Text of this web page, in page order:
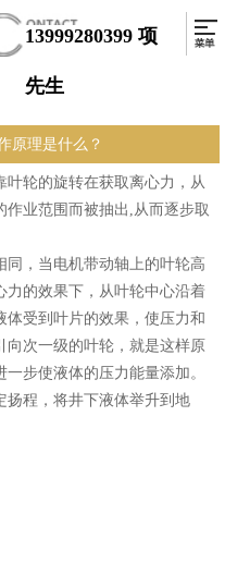
13999280399 项
先生
原理是什么？
叶轮的旋转在获取离心力，从
业范围而被抽出,从而逐步取
同，当电机带动轴上的叶轮高
的效果下，从叶轮中心沿着
受到叶片的效果，使压力和
次一级的叶轮，就是这样原
步使液体的压力能量添加。
扬程，将井下液体举升到地